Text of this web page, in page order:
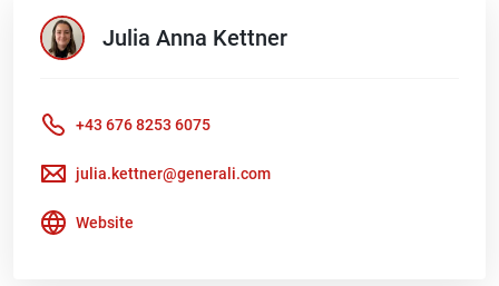
Julia Anna Kettner
+43 676 8253 6075
julia.kettner@generali.com
Website